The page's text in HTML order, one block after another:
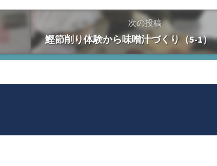
次の投稿
鰹節削り体験から味噌汁づくり（5-1）